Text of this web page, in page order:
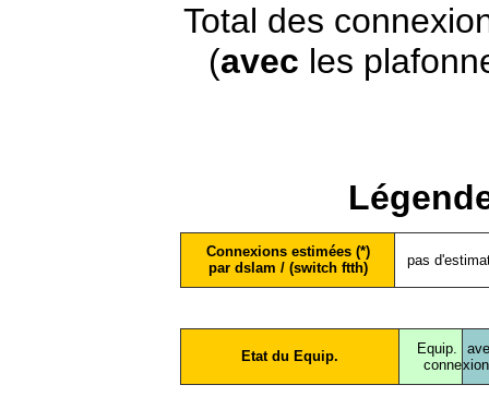
Total des
(avec les
Connexions estimées (*)
par dslam / (switch ftth)
pas
Etat du Equip.
Equip.
conne